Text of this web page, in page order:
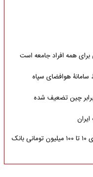
همه افراد جامعه است
هوافضای سپاه
برابر چین تضعیف شده
وام برای یارانه بگیران بدون ضامن | وام فوری ۱۰ تا ۱۰۰ میلیون تومانی بانک